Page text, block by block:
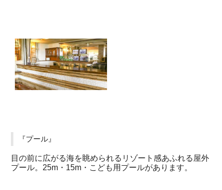
『プール』
目の前に広がる海を眺められるリゾート感あふれる屋外
プール。25m・15m・こども用プールがあります。